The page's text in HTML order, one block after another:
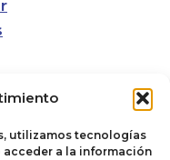
utilizamos tecnologías
acceder a la información